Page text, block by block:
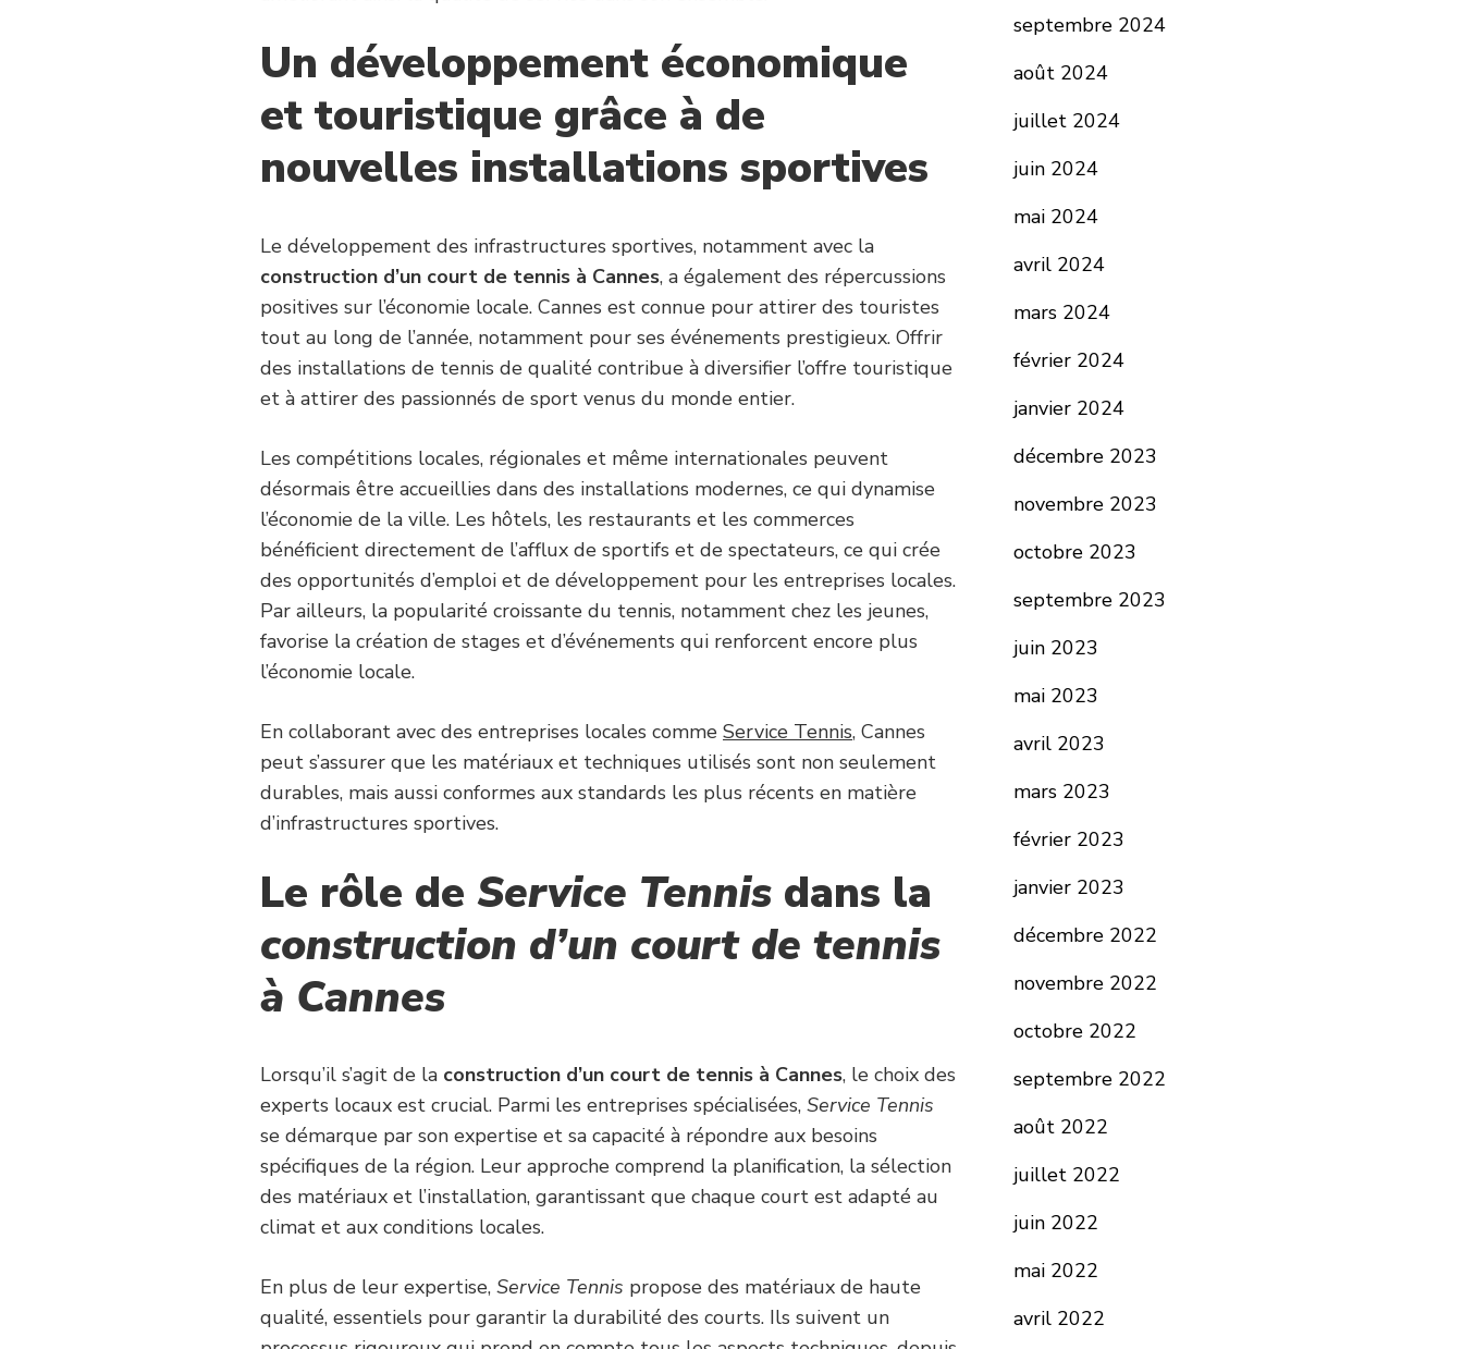
Un développement économique
et touristique grâce à de
nouvelles installations sportives
Le développement des infrastructures sportives, notamment avec la
construction d’un court de tennis à Cannes, a également des répercussions
positives sur l’économie locale. Cannes est connue pour attirer des touristes
tout au long de l’année, notamment pour ses événements prestigieux. Offrir
des installations de tennis de qualité contribue à diversifier l’offre touristique
et à attirer des passionnés de sport venus du monde entier.
Les compétitions locales, régionales et même internationales peuvent
désormais être accueillies dans des installations modernes, ce qui dynamise
l’économie de la ville. Les hôtels, les restaurants et les commerces
bénéficient directement de l’afflux de sportifs et de spectateurs, ce qui crée
des opportunités d’emploi et de développement pour les entreprises locales.
Par ailleurs, la popularité croissante du tennis, notamment chez les jeunes,
favorise la création de stages et d’événements qui renforcent encore plus
l’économie locale.
En collaborant avec des entreprises locales comme Service Tennis, Cannes
peut s’assurer que les matériaux et techniques utilisés sont non seulement
durables, mais aussi conformes aux standards les plus récents en matière
d’infrastructures sportives.
Le rôle de Service Tennis dans la
construction d’un court de tennis
à Cannes
Lorsqu’il s’agit de la construction d’un court de tennis à Cannes, le choix des
experts locaux est crucial. Parmi les entreprises spécialisées, Service Tennis
se démarque par son expertise et sa capacité à répondre aux besoins
spécifiques de la région. Leur approche comprend la planification, la sélection
des matériaux et l’installation, garantissant que chaque court est adapté au
climat et aux conditions locales.
En plus de leur expertise, Service Tennis propose des matériaux de haute
qualité, essentiels pour garantir la durabilité des courts. Ils suivent un
septembre 2024
août 2024
juillet 2024
juin 2024
mai 2024
avril 2024
mars 2024
février 2024
janvier 2024
décembre 2023
novembre 2023
octobre 2023
septembre 2023
juin 2023
mai 2023
avril 2023
mars 2023
février 2023
janvier 2023
décembre 2022
novembre 2022
octobre 2022
septembre 2022
août 2022
juillet 2022
juin 2022
mai 2022
avril 2022